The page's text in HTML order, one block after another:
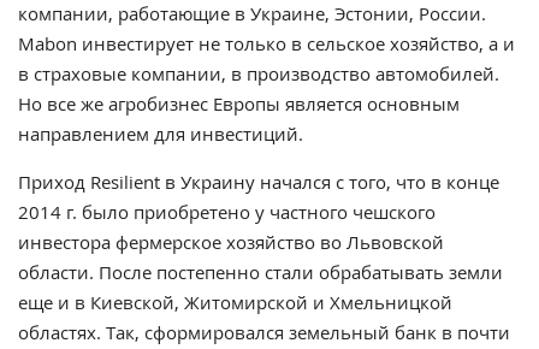
компании, работающие в Украине, Эстонии, России.
Mabon инвестирует не только в сельское хозяйство, а и
в страховые компании, в производство автомобилей.
Но все же агробизнес Европы является основным
направлением для инвестиций.
Приход Resilient в Украину начался с того, что в конце
2014 г. было приобретено у частного чешского
инвестора фермерское хозяйство во Львовской
области. После постепенно стали обрабатывать земли
еще и в Киевской, Житомирской и Хмельницкой
областях. Так, сформировался земельный банк в почти